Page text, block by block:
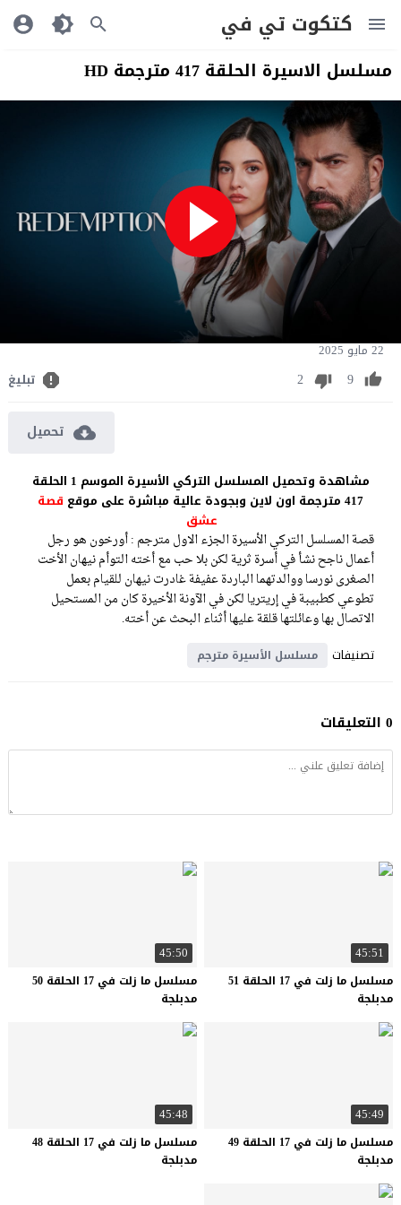
كتكوت تي في
مسلسل الاسيرة الحلقة 417 مترجمة HD
22 مايو 2025
9
2 تبليغ
تحميل
مشاهدة وتحميل المسلسل التركي الأسيرة الموسم 1 الحلقة
417 مترجمة اون لاين وبجودة عالية مباشرة على موقع
قصة
عشق
قصة المسلسل التركي الأسيرة الجزء الاول مترجم : أورخون هو رجل
أعمال ناجح نشأ في أسرة ثرية لكن بلا حب مع أخته التوأم نيهان الأخت
الصغرى نورسا ووالدتهما الباردة عفيفة غادرت نيهان للقيام بعمل
تطوعي كطبيبة في إريتريا لكن في الآونة الأخيرة كان من المستحيل
الاتصال بها وعائلتها قلقة عليها أثناء البحث عن أخته.
تصنيفات
مسلسل الأسيرة مترجم
0 التعليقات
45:51
مسلسل ما زلت في 17 الحلقة 51
مدبلجة
45:50
مسلسل ما زلت في 17 الحلقة 50
مدبلجة
45:49
مسلسل ما زلت في 17 الحلقة 49
مدبلجة
45:48
مسلسل ما زلت في 17 الحلقة 48
مدبلجة